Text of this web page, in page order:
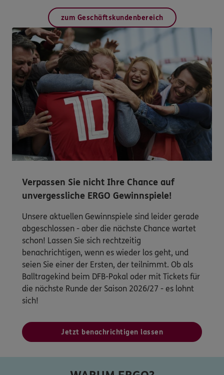
zum Geschäftskundenbereich
Verpassen Sie nicht Ihre Chance auf
unvergessliche ERGO Gewinnspiele!
Unsere aktuellen Gewinnspiele sind leider gerade
abgeschlossen - aber die nächste Chance wartet
schon! Lassen Sie sich rechtzeitig
benachrichtigen, wenn es wieder los geht, und
seien Sie einer der Ersten, der teilnimmt. Ob als
Balltragekind beim DFB-Pokal oder mit Tickets für
die nächste Runde der Saison 2026/27 - es lohnt
sich!
Jetzt benachrichtigen lassen